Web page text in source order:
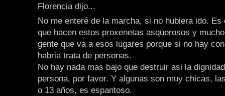
Florencia dijo...
No me enteré de la marcha, si no hubiera ido. Es
que hacen estos proxenetas asquerosos y
gente que va a esos lugares porque si no hay
habria trata de personas.
No hay nada mas bajo que destruir asi la
persona, por favor. Y algunas son muy chicas,
o 13 años, es espantoso.